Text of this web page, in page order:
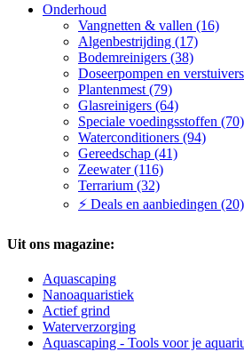
Onderhoud
Vangnetten & vallen (16)
Algenbestrijding (17)
Bodemreinigers (38)
Doseerpompen en
Plantenmest (79)
Glasreinigers (64)
Speciale voedingsstoffen (70)
Waterconditioners (94)
Gereedschap (41)
Zeewater (116)
Terrarium (32)
⚡ Deals en aanbiedingen (20)
Uit ons magazine:
Aquascaping
Nanoaquaristiek
Actief grind
Waterverzorging
Aquascaping - Tools voor je